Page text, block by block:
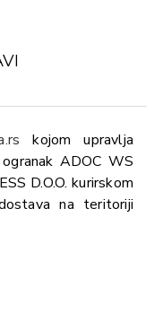
kojom upravlja
ADOC WS
D.O.O. kurirskom
na teritoriji